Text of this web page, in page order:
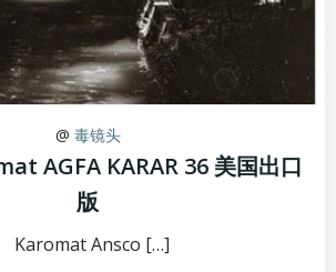
@ 毒镜头
AGFA KARAR 36 美国出口
版
Karomat Ansco […]